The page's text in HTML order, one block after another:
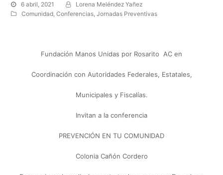
6 abril, 2021
Lorena Meléndez Yañez
Comunidad,Conferencias,Jornadas Preventivas
Fundación Manos Unidas por Rosarito AC en
Coordinación con Autoridades Federales, Estatales,
Municipales y Fiscalías.
Invitan a la conferencia
PREVENCIÓN EN TU COMUNIDAD
Colonia Cañón Cordero